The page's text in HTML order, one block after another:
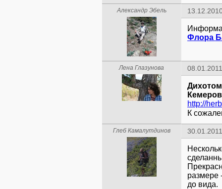
Александр Эбель
Флора
Лена Глазунова
http://
К
Глеб Камалутдинов
размере
до вида.